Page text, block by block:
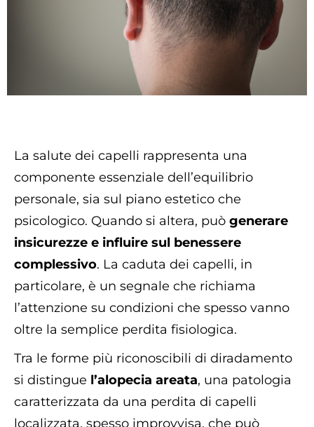
La salute dei capelli rappresenta una
componente essenziale dell’equilibrio
personale, sia sul piano estetico che
psicologico. Quando si altera, può generare
insicurezze e influire sul benessere
complessivo. La caduta dei capelli, in
particolare, è un segnale che richiama
l’attenzione su condizioni che spesso vanno
oltre la semplice perdita fisiologica.
Tra le forme più riconoscibili di diradamento
si distingue l’alopecia areata, una patologia
caratterizzata da una perdita di capelli
localizzata, spesso improvvisa, che può